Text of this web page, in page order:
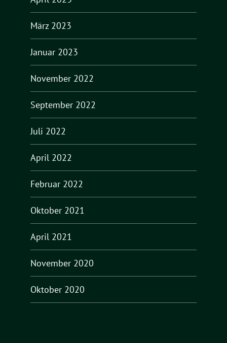
März 2023
Januar 2023
November 2022
September 2022
Juli 2022
April 2022
Februar 2022
Oktober 2021
April 2021
November 2020
Oktober 2020